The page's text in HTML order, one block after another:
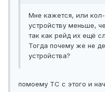
Мне кажется, или
устройству меньше,
так как рейд их ещё
Тогда почему же не
устройства?
помоему ТС с этого и